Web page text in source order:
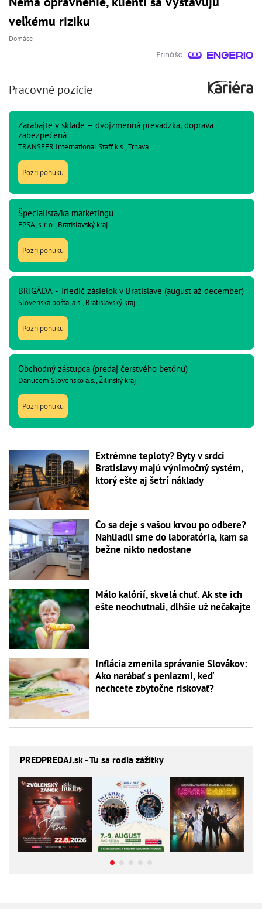
veľkému riziku
Domáce
Pracovné pozície
Zarábajte v sklade – dvojzmenná prevádzka, doprava
zabezpečená
TRANSFER International Staff k.s., Trnava
Pozri ponuku
Špecialista/ka marketingu
EPSA, s. r. o., Bratislavský kraj
Pozri ponuku
BRIGÁDA - Triedič zásielok v Bratislave (august až december)
Slovenská pošta, a.s., Bratislavský kraj
Pozri ponuku
Obchodný zástupca (predaj čerstvého betónu)
Danucem Slovensko a.s., Žilinský kraj
Pozri ponuku
Extrémne teploty? Byty v srdci
Bratislavy majú výnimočný systém,
ktorý ešte aj šetrí náklady
Čo sa deje s vašou krvou po odbere?
Nahliadli sme do laboratória, kam sa
bežne nikto nedostane
Málo kalórií, skvelá chuť. Ak ste ich
ešte neochutnali, dlhšie už nečakajte
Inflácia zmenila správanie Slovákov:
Ako narábať s peniazmi, keď
nechcete zbytočne riskovať?
PREDPREDAJ.sk - Tu sa rodia zážitky